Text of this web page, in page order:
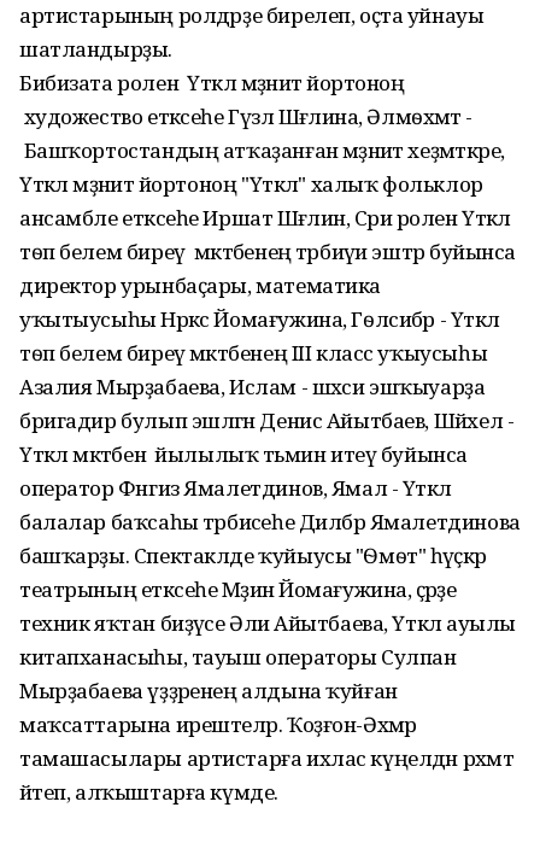
артистарының ролдәрҙе бирелеп, оҫта уйнауы
шатландырҙы.
Бибизата ролен Үткәл мәҙәниәт йортоноң
художество етәксеһе Гүзәл Шәғәлина, Әлмѳхәмәт -
Башҡортостандың атҡаҙанған мәҙәниәт хеҙмәткәре,
Үткәл мәҙәниәт йортоноң "Үткәл" халыҡ фольклор
ансамбле етәксеһе Иршат Шәғәлин, Сәриә ролен Үткәл
тѳп белем биреү мәктәбенең тәрбиәүи эштәр буйынса
директор урынбаҫары, математика
уҡытыусыһы Нәркәс Йомағужина, Гѳлсибәр - Үткәл
тѳп белем биреү мәктәбенең III класс уҡыусыһы
Азалия Мырҙабаева, Ислам - шәхси эшҡыуарҙа
бригадир булып эшләгән Денис Айытбаев, Шәйхел -
Үткәл мәктәбен йылылыҡ тәьмин итеү буйынса
оператор Фәнгиз Ямалетдинов, Ямал - Үткәл
балалар баҡсаһы тәрбиәсеһе Дилбәр Ямалетдинова
башҡарҙы. Спектаклде ҡуйыусы "Ѳмѳт" һәүәҫкәр
театрының етәксеһе Мәҙинә Йомағужина, әҫәрҙе
техник яҡтан биҙәүсе Әлиә Айытбаева, Үткәл ауылы
китапханасыһы, тауыш операторы Сулпан
Мырҙабаева үҙҙәренең алдына ҡуйған
маҡсаттарына ирештеләр. Ҡоҙғон-Әхмәр
тамашасылары артистарға ихлас күңелдән рәхмәт
әйтеп, алҡыштарға күмде.